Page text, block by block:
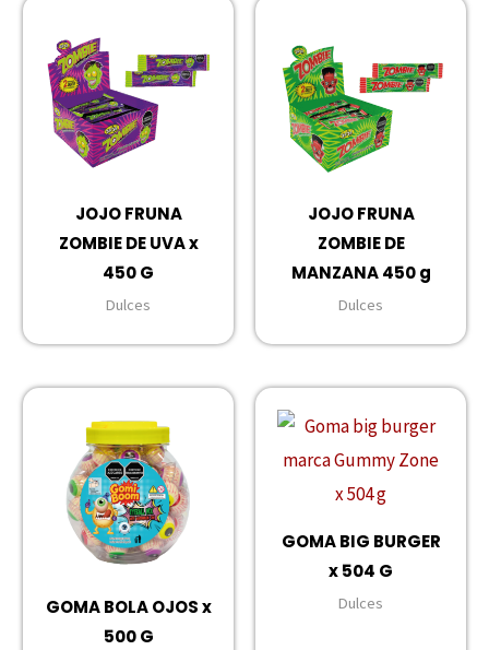
JOJO FRUNA
ZOMBIE DE UVA x
450 G
Dulces
JOJO FRUNA
ZOMBIE DE
MANZANA 450 g
Dulces
GOMA BOLA OJOS x
500 G
GOMA BIG BURGER
x 504 G
Dulces